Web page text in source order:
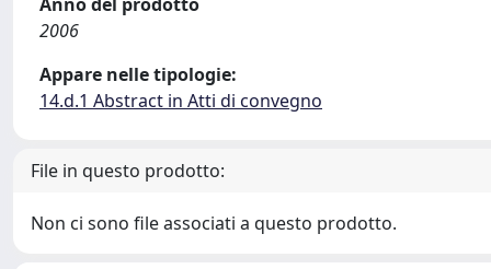
2006
Appare nelle tipologie:
14.d.1 Abstract in Atti di convegno
File in questo prodotto:
Non ci sono file associati a questo prodotto.